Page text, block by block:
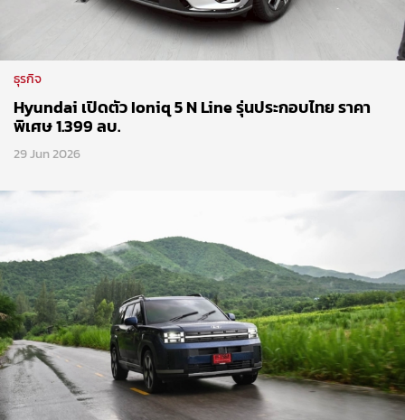
ธุรกิจ
Hyundai เปิดตัว Ioniq 5 N Line รุ่นประกอบไทย ราคา
พิเศษ 1.399 ลบ.
29 Jun 2026